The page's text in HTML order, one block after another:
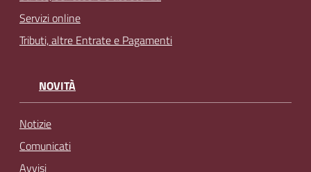
Servizi online
Tributi, altre Entrate e Pagamenti
NOVITÀ
Notizie
Comunicati
Avvisi